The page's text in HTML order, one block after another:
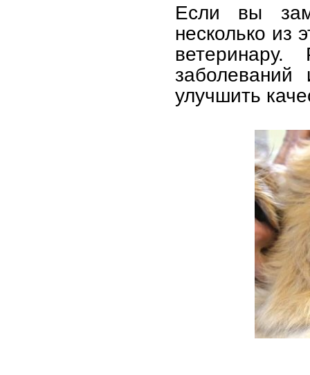
Если вы
несколько из
ветеринару.
заболеваний
улучшить